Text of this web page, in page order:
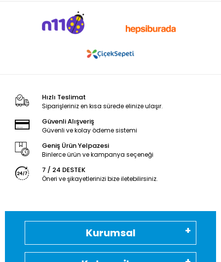
Hızlı Teslimat
Siparişleriniz en kısa sürede elinize ulaşır.
Güvenli Alışveriş
Güvenli ve kolay ödeme sistemi
Geniş Ürün Yelpazesi
Binlerce ürün ve kampanya seçeneği
7 / 24 DESTEK
Öneri ve şikayetlerinizi bize iletebilirsiniz.
Kurumsal